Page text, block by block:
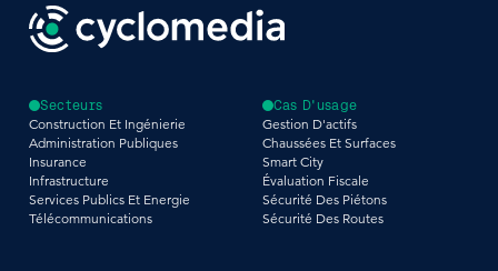
Secteurs
Construction Et Ingénierie
Administration Publiques
Insurance
Infrastructure
Services Publics Et Energie
Télécommunications
Cas D'usage
Gestion D'actifs
Chaussées Et Surfaces
Smart City
Évaluation Fiscale
Sécurité Des Piétons
Sécurité Des Routes